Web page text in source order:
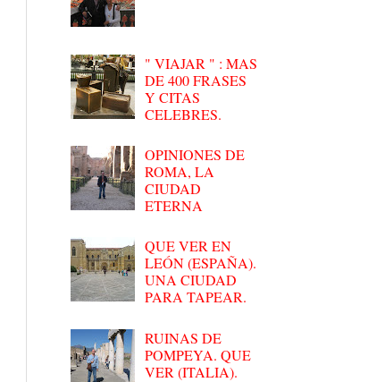
" VIAJAR " : MAS
DE 400 FRASES
Y CITAS
CELEBRES.
OPINIONES DE
ROMA, LA
CIUDAD
ETERNA
QUE VER EN
LEÓN (ESPAÑA).
UNA CIUDAD
PARA TAPEAR.
RUINAS DE
POMPEYA. QUE
VER (ITALIA).